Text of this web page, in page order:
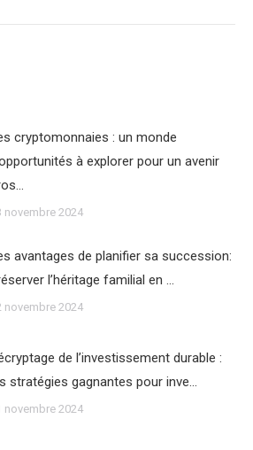
:
cryptomonnaies : un monde
à explorer pour un avenir
novembre 2024
avantages de planifier sa succession:
l’héritage familial en …
novembre 2024
de l’investissement durable :
stratégies gagnantes pour inve…
novembre 2024